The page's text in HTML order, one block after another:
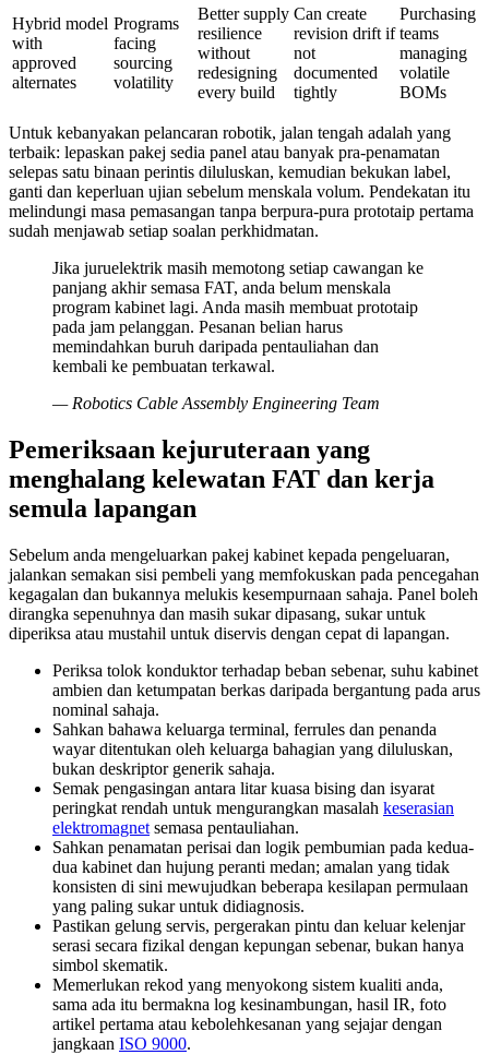
Hybrid model
with
approved
alternates
Programs
facing
sourcing
volatility
Better supply
resilience
without
redesigning
every build
Can create
revision drift if
not
documented
tightly
Purchasing
teams
managing
volatile
BOMs
Untuk kebanyakan pelancaran robotik, jalan tengah adalah yang
terbaik: lepaskan pakej sedia panel atau banyak pra-penamatan
selepas satu binaan perintis diluluskan, kemudian bekukan label,
ganti dan keperluan ujian sebelum menskala volum. Pendekatan itu
melindungi masa pemasangan tanpa berpura-pura prototaip pertama
sudah menjawab setiap soalan perkhidmatan.
Jika juruelektrik masih memotong setiap cawangan ke
panjang akhir semasa FAT, anda belum menskala
program kabinet lagi. Anda masih membuat prototaip
pada jam pelanggan. Pesanan belian harus
memindahkan buruh daripada pentauliahan dan
kembali ke pembuatan terkawal.
— Robotics Cable Assembly Engineering Team
Pemeriksaan kejuruteraan yang
menghalang kelewatan FAT dan kerja
semula lapangan
Sebelum anda mengeluarkan pakej kabinet kepada pengeluaran,
jalankan semakan sisi pembeli yang memfokuskan pada pencegahan
kegagalan dan bukannya melukis kesempurnaan sahaja. Panel boleh
dirangka sepenuhnya dan masih sukar dipasang, sukar untuk
diperiksa atau mustahil untuk diservis dengan cepat di lapangan.
Periksa tolok konduktor terhadap beban sebenar, suhu kabinet
ambien dan ketumpatan berkas daripada bergantung pada arus
nominal sahaja.
Sahkan bahawa keluarga terminal, ferrules dan penanda
wayar ditentukan oleh keluarga bahagian yang diluluskan,
bukan deskriptor generik sahaja.
Semak pengasingan antara litar kuasa bising dan isyarat
peringkat rendah untuk mengurangkan masalah keserasian
elektromagnet semasa pentauliahan.
Sahkan penamatan perisai dan logik pembumian pada kedua-
dua kabinet dan hujung peranti medan; amalan yang tidak
konsisten di sini mewujudkan beberapa kesilapan permulaan
yang paling sukar untuk didiagnosis.
Pastikan gelung servis, pergerakan pintu dan keluar kelenjar
serasi secara fizikal dengan kepungan sebenar, bukan hanya
simbol skematik.
Memerlukan rekod yang menyokong sistem kualiti anda,
sama ada itu bermakna log kesinambungan, hasil IR, foto
artikel pertama atau kebolehkesanan yang sejajar dengan
jangkaan ISO 9000.